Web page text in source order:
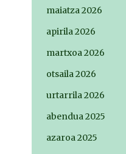
maiatza 2026
apirila 2026
martxoa 2026
otsaila 2026
urtarrila 2026
abendua 2025
azaroa 2025